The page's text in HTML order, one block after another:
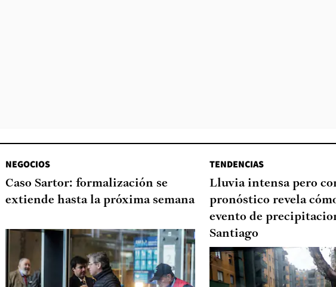
NEGOCIOS
Caso Sartor: formalización se
extiende hasta la próxima semana
TENDENCIAS
Lluvia intensa pero
pronóstico revela
evento de
Santiago